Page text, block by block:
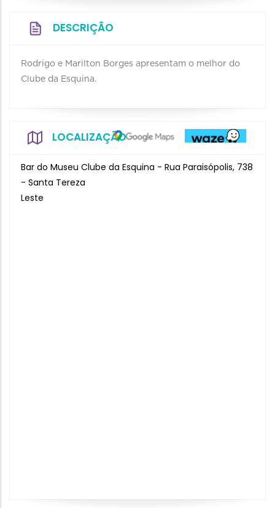
DESCRIÇÃO
Rodrigo e Marilton Borges apresentam o melhor do
Clube da Esquina.
LOCALIZAÇÃO
Bar do Museu Clube da Esquina - Rua Paraisópolis, 738
- Santa Tereza
Leste